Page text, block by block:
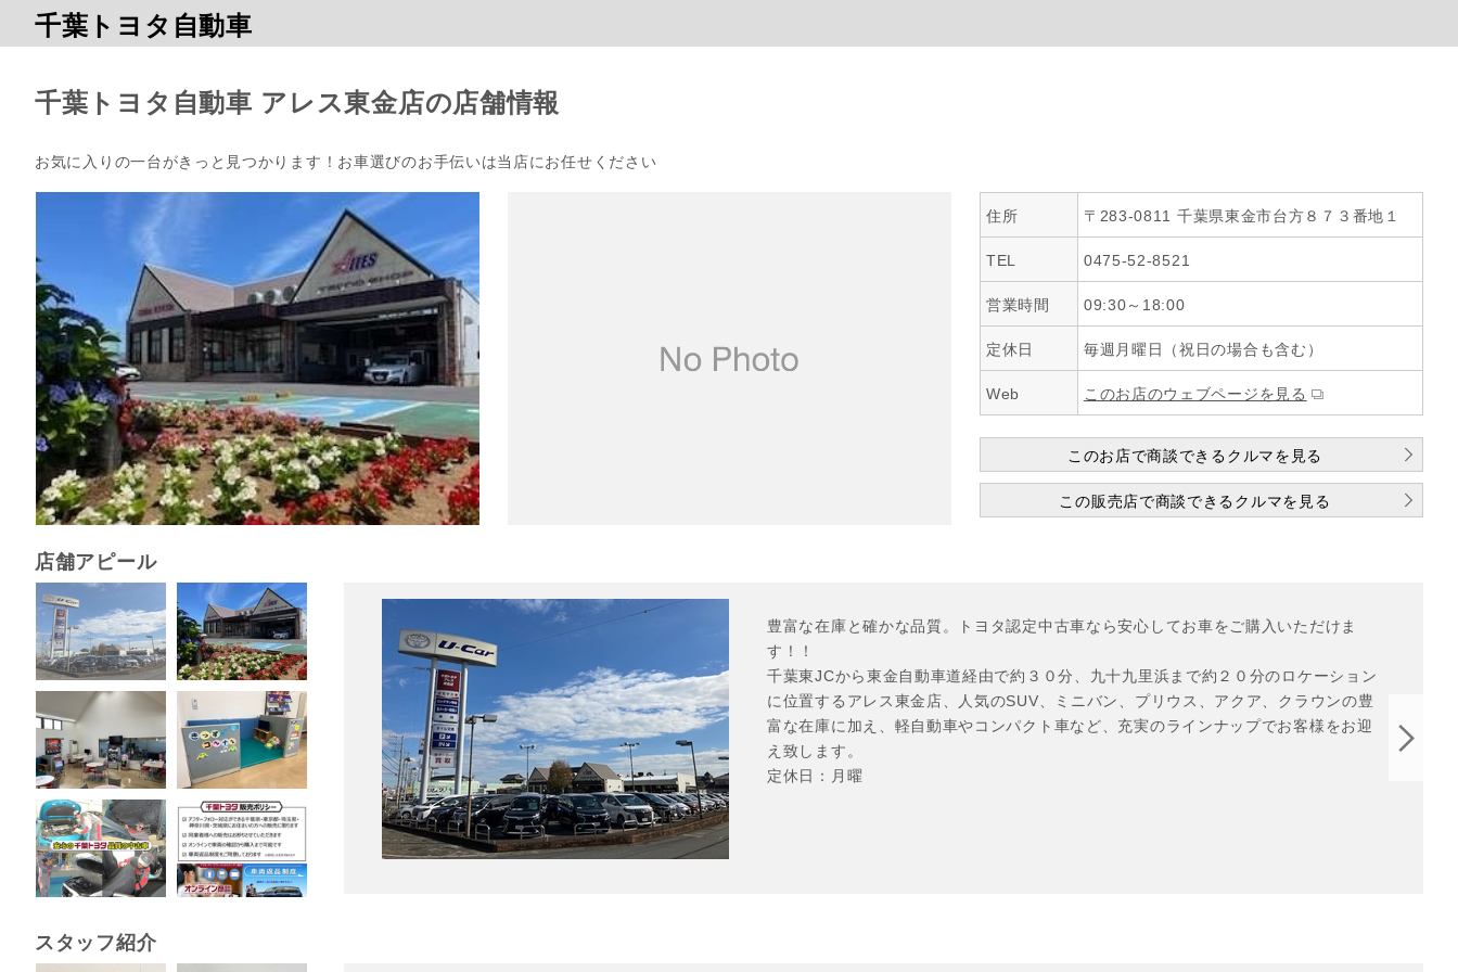
千葉トヨタ自動車
千葉トヨタ自動車 アレス東金店の店舗情報
お気に入りの一台がきっと見つかります！お車選びのお手伝いは当店にお任せください
住所 〒283-0811 千葉県東金市台方８７３番地１
TEL 0475-52-8521
営業時間 09:30～18:00
定休日 毎週月曜日（祝日の場合も含む）
Web このお店のウェブページを見る
このお店で商談できるクルマを見る
この販売店で商談できるクルマを見る
店舗アピール
豊富な在庫と確かな品質。トヨタ認定中古車なら安心してお車をご購入いただけま
す！！
千葉東JCから東金自動車道経由で約３０分、九十九里浜まで約２０分のロケーション
に位置するアレス東金店、人気のSUV、ミニバン、プリウス、アクア、クラウンの豊
富な在庫に加え、軽自動車やコンパクト車など、充実のラインナップでお客様をお迎
え致します。
定休日：月曜
スタッフ紹介